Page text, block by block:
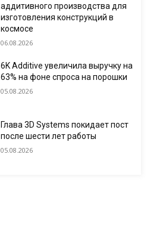
аддитивного производства для
изготовления конструкций в
космосе
06.08.2026
6K Additive увеличила выручку на
63% на фоне спроса на порошки
05.08.2026
Глава 3D Systems покидает пост
после шести лет работы
05.08.2026